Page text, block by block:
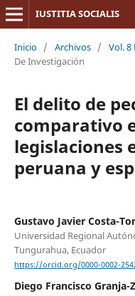
IUSTITIA SOCIALIS
Inicio / Archivos / Vol. 8
De Investigación
El delito de
comparativo
legislaciones
peruana y
Gustavo Javier Costa-
Universidad Regional
Tungurahua, Ecuador
https://orcid.org/0000-0002-
Diego Francisco Granja-